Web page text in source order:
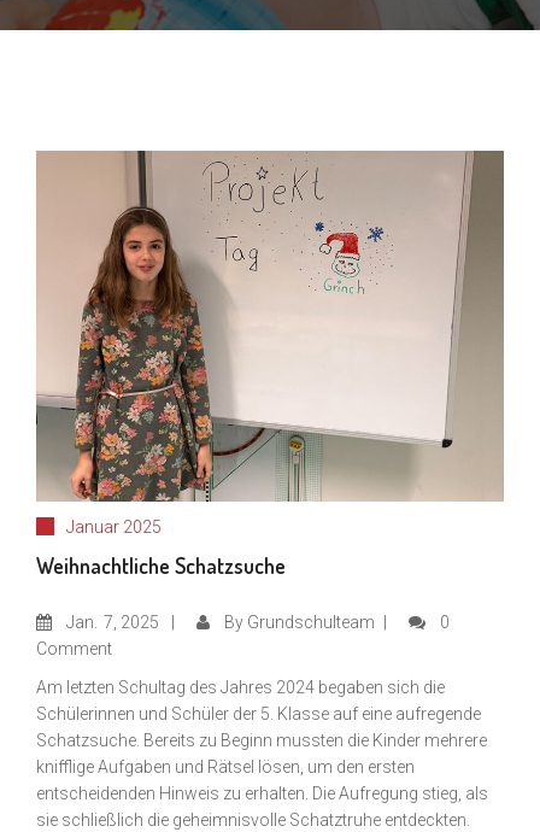
Januar 2025
Weihnachtliche Schatzsuche
Jan. 7, 2025 By Grundschulteam
0
Comment
Am letzten Schultag des Jahres 2024 begaben sich die
Schülerinnen und Schüler der 5. Klasse auf eine aufregende
Schatzsuche. Bereits zu Beginn mussten die Kinder mehrere
knifflige Aufgaben und Rätsel lösen, um den ersten
entscheidenden Hinweis zu erhalten. Die Aufregung stieg, als
sie schließlich die geheimnisvolle Schatztruhe entdeckten.